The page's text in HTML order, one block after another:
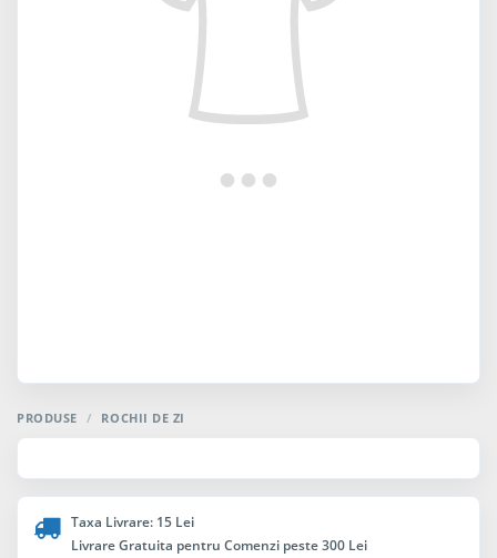
PRODUSE / ROCHII DE ZI
Taxa Livrare: 15 Lei
Livrare Gratuita pentru Comenzi peste 300 Lei